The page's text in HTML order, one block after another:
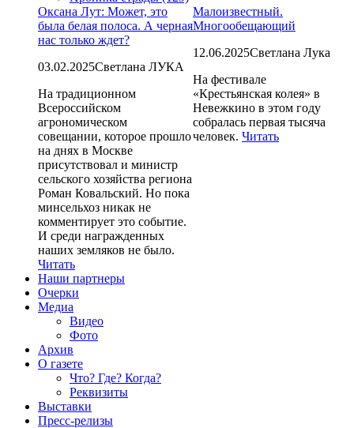
Малоизвестный.
Многообещающий
12.06.2025Светлана Лука
На фестивале
«Крестьянская колея» в
Невежкино в этом году
собралась первая тысяча
человек. Читать
Оксана Лут: Может, это
была белая полоса. А черная
нас только ждет?
03.02.2025Светлана ЛУКА
На традиционном
Всероссийском
агрономическом
совещании, которое прошло
на днях в Москве
присутствовал и министр
сельского хозяйства региона
Роман Ковальский. Но пока
минсельхоз никак не
комментирует это событие.
И среди награжденных
наших земляков не было.
Читать
Наши партнеры
Очерки
Медиа
Видео
Фото
Архив
О газете
Что? Где? Когда?
Реквизиты
Выставки
Пресс-релизы